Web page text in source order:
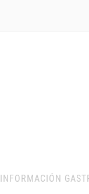
INFORMACIÓN